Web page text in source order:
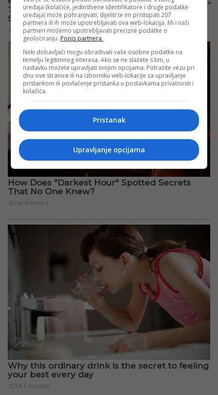
uređaja (kolačiće, jedinstvene identifikatore i druge podatke
uređaja) može pohranjivati, dijeliti te im pristupati 207
partnera ili ih može upotrebljavati ova web-lokacija. Mi i naši
partneri možemo upotrebljavati precizne podatke o
geolociranju. Popis partnera.
Neki dobavljači mogu obrađivati vaše osobne podatke na
temelju legitimnog interesa. Ako se ne slažete s tim, u
nastavku možete upravljati svojim opcijama. Potražite vezu pri
dnu ove stranice ili na izborniku web-lokacije za upravljanje
pristankom ili povlačenje pristanka u postavkama privatnosti i
kolačića.
Pristanak
Upravljanje opcijama